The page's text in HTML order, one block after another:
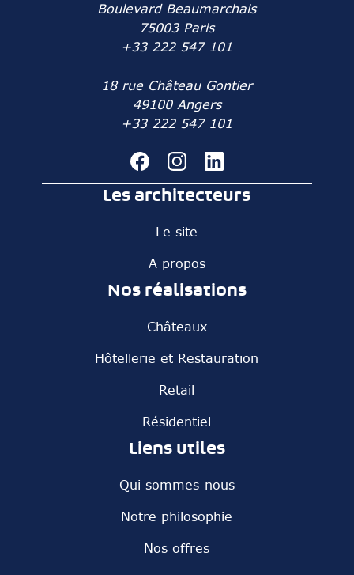
Boulevard Beaumarchais
75003 Paris
+33 222 547 101
18 rue Château Gontier
49100 Angers
+33 222 547 101
Les architecteurs
Le site
A propos
Nos réalisations
Châteaux
Hôtellerie et Restauration
Retail
Résidentiel
Liens utiles
Qui sommes-nous
Notre philosophie
Nos offres